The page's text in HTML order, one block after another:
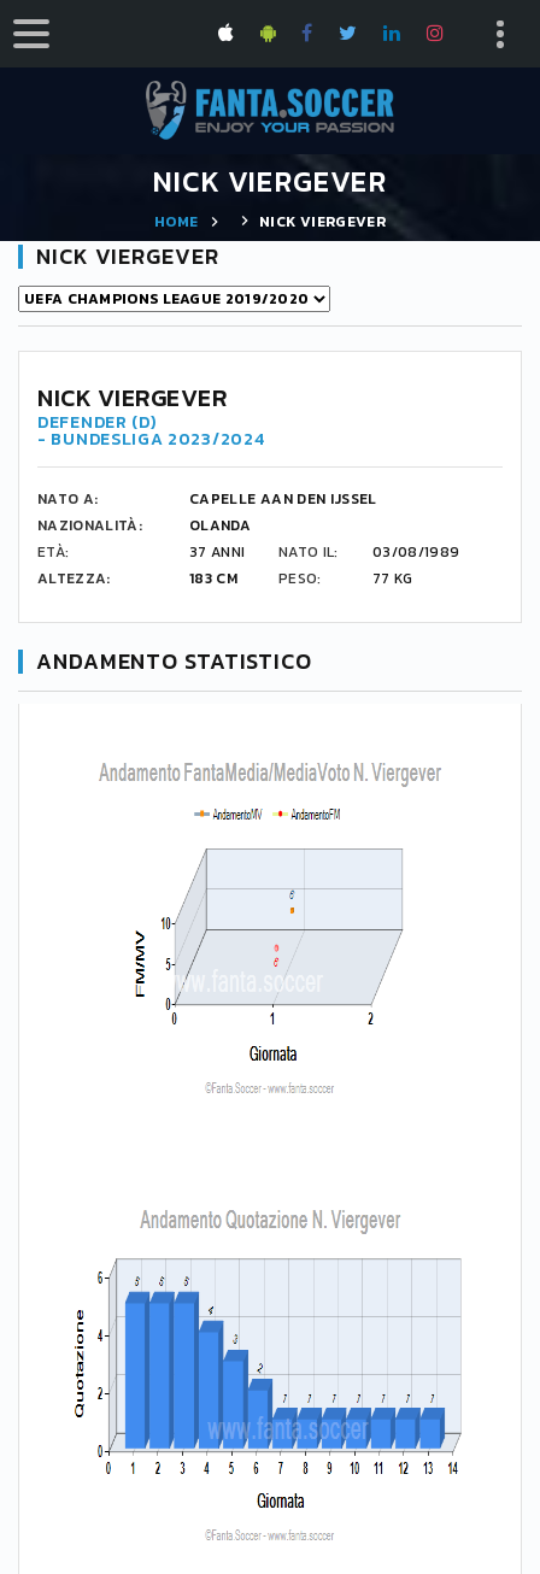
NICK VIERGEVER
HOME NICK VIERGEVER
NICK VIERGEVER
NICK VIERGEVER
DEFENDER (D)
- BUNDESLIGA 2023/2024
NATO A:
CAPELLE AAN DEN IJSSEL
NAZIONALITÀ:
OLANDA
ETÀ:
37 ANNI NATO IL:
03/08/1989
ALTEZZA:
183 CM PESO: 77 KG
ANDAMENTO STATISTICO